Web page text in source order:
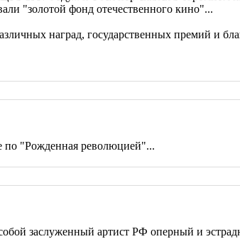
"золотой фонд отечественного кино"...
наград, государственных премий и
"Рожденная революцией"...
заслуженный артист РФ оперный и